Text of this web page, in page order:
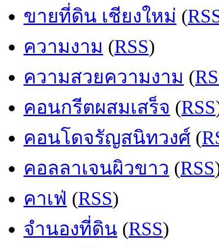
ขายที่ดิน เชียงใหม่ (
ความงาม (RSS)
ความสวยความงาม (
คอนกรีตผสมเสร็จ (RSS
คอนโดจรัญสนิทวงศ์ (
คอลลาเจนผิวขาว (RSS
คาเฟ่ (RSS)
จำนองที่ดิน (RSS)